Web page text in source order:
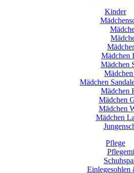
Kinder
Mädchen
Mädchen
Mädchen
Mädchen
Mädchen
Mädchen
Mädchen
Pflege
Einlegesohlen